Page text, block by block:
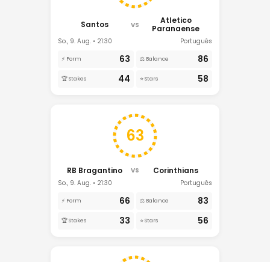
Santos VS
Atletico
Paranaense
So., 9. Aug. • 21:30 Português
⚡ Form 63 ⚖️ Balance 86
🏆 Stakes 44 ⭐ Stars 58
63
RB Bragantino VS Corinthians
So., 9. Aug. • 21:30 Português
⚡ Form 66 ⚖️ Balance 83
🏆 Stakes 33 ⭐ Stars 56